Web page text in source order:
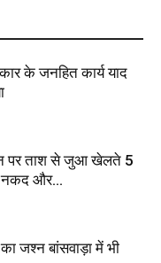
के जनहित कार्य याद
पर ताश से जुआ खेलते 5
नकद और...
जश्न बांसवाड़ा में भी